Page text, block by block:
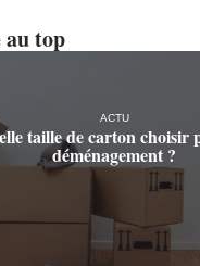
top
ACTU
taille de carton choisir
déménagement ?